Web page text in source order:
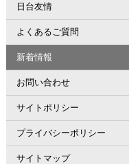
日台友情
よくあるご質問
新着情報
お問い合わせ
サイトポリシー
プライバシーポリシー
サイトマップ